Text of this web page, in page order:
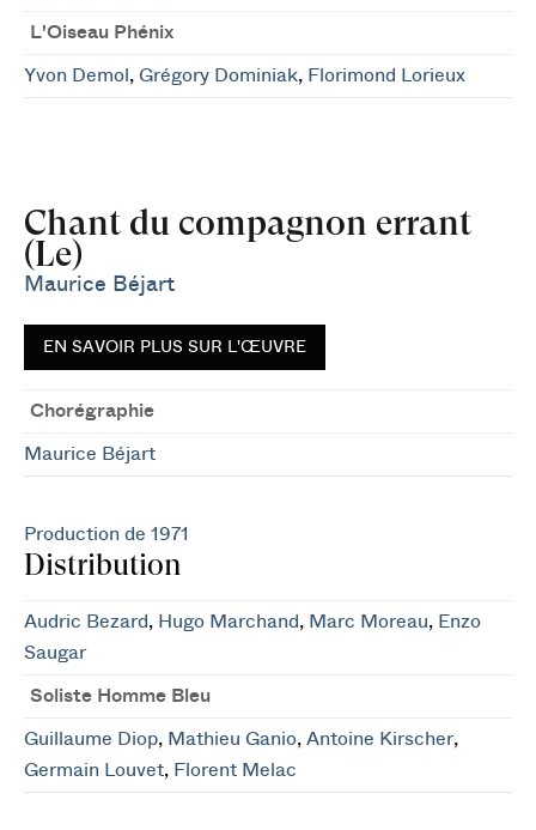
L'Oiseau Phénix
Yvon Demol , Grégory Dominiak, Florimond Lorieux
Chant du compagnon errant
(Le)
Maurice Béjart
EN SAVOIR PLUS SUR L'ŒUVRE
Chorégraphie
Maurice Béjart
Production de 1971
Distribution
Audric Bezard, Hugo Marchand, Marc Moreau, Enzo
Saugar
Soliste Homme Bleu
Guillaume Diop, Mathieu Ganio, Antoine Kirscher,
Germain Louvet, Florent Melac